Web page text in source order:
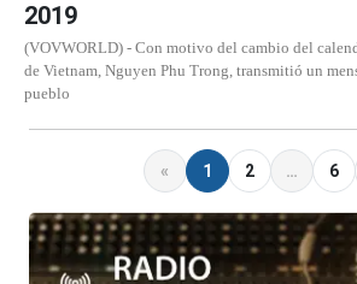
2019
(VOVWORLD) - Con motivo del cambio del
de Vietnam, Nguyen Phu Trong, transmitió un
pueblo
« 1 2 … 6